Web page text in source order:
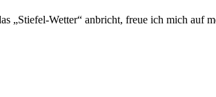
„Stiefel-Wetter“ anbricht, freue ich mich